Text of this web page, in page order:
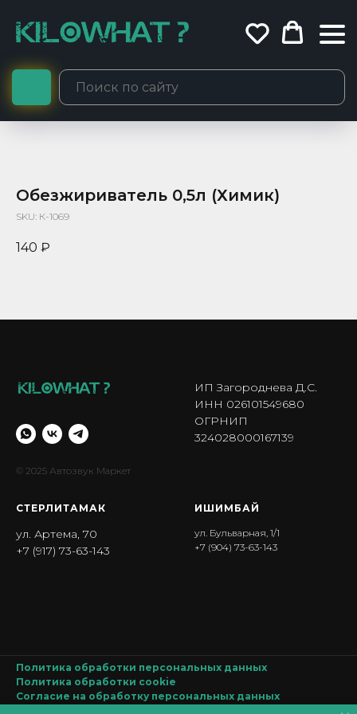
Обезжириватель 0,5л (Химик)
SKU: К-1069
140 ₽
© 2025 Автозвук Маркет
ИП Загороднева Д.С.
ИНН 026101549680
ОГРНИП
324028000167139
СТЕРЛИТАМАК
ул. Артема, 70
+7 (917) 73-63-143
ИШИМБА Й
ул. Бульварная, 1/1
+7 (904) 73-63-143
Политика обработки персональных данных
Политика обработки cookie
Согласие на обработку персональных данных